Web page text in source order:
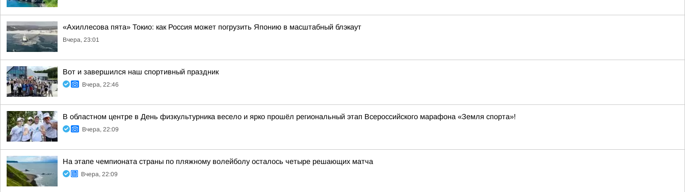
«Ахиллесова пята» Токио: как Россия может погрузить Японию в масштабный блэкаут
Вчера, 23:01
Вот и завершился наш спортивный праздник
Вчера, 22:46
В областном центре в День физкультурника весело и ярко прошёл региональный этап Всероссийского марафона «Земля спорта»!
Вчера, 22:09
На этапе чемпионата страны по пляжному волейболу осталось четыре решающих матча
Вчера, 22:09